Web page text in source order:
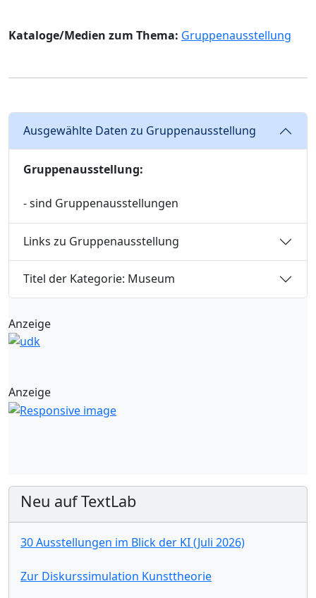
Kataloge/Medien zum Thema: Gruppenausstellung
Ausgewählte Daten zu Gruppenausstellung
Gruppenausstellung:
- sind Gruppenausstellungen
Links zu Gruppenausstellung
Titel der Kategorie: Museum
Anzeige
Anzeige
Neu auf TextLab
30 Ausstellungen im Blick der KI (Juli 2026)
Zur Diskurssimulation Kunsttheorie